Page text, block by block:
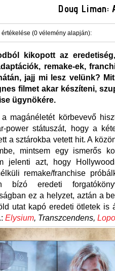
Doug Liman:
értékelése (0 vélemény alapján):
kikopott az
remake-ek,
jajj mi lesz velünk?
filmet akar készíteni,
ügynökére.
magánéletét körbevevő
power státuszát, hogy a
a sztárokba vetett hit. A
mintsem egy ismerős
jelenti azt, hogy
remake/franchise
bízó eredeti
ez a helyzet, aztán a
utat kapó eredeti ötletek is
Elysium, Transzcendens,